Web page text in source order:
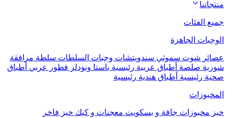
منتجاتنا
جميع الفئات
الوجبات الجاهزة
عصائر شوت سموثي سندويتشات وجبات السلطات سلطة مرافقة
شوربة صلصة أطباق عربية رئيسية باستا ونودلز فطور عربي أطباق
صحية رئيسية أطباق هندية رئيسية
المخبوزات
خبز مخبوزات جافة و بسكويت معجنات و كيك خبز فاخر